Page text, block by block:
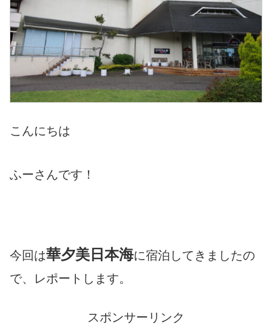
こんにちは
ふーさんです！
今回は華夕美日本海に宿泊してきましたの
で、レポートします。
スポンサーリンク